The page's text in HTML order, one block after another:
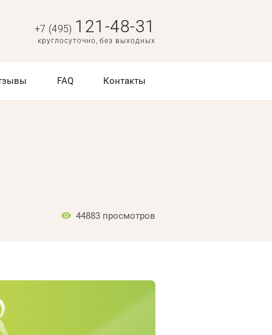
+7 (495) 121-48-31
круглосуточно, без выходных
FAQ Контакты
44883 просмотров